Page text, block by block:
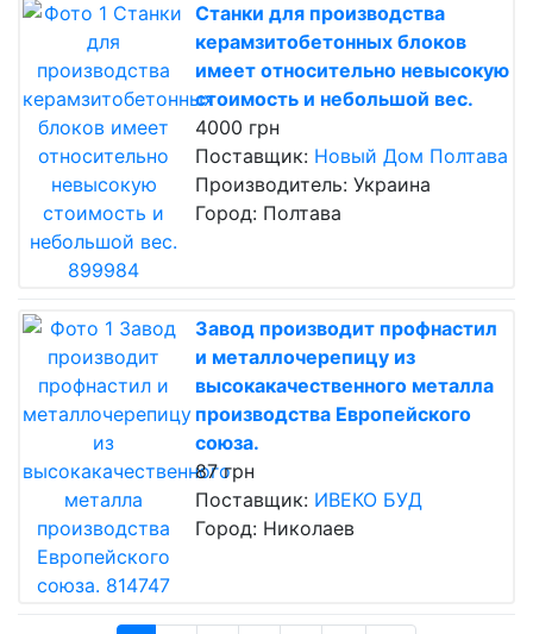
Станки для производства
керамзитобетонных блоков
имеет относительно невысокую
стоимость и небольшой вес.
4000 грн
Поставщик: Новый Дом Полтава
Производитель: Украина
Город: Полтава
Завод производит профнастил
и металлочерепицу из
высокакачественного металла
производства Европейского
союза.
87 грн
Поставщик: ИВЕКО БУД
Город: Николаев